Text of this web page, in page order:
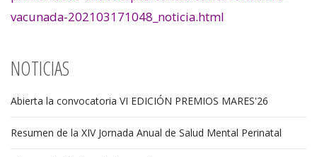
vacunada-202103171048_noticia.html
NOTICIAS
Abierta la convocatoria VI EDICIÓN PREMIOS MARES'26
Resumen de la XIV Jornada Anual de Salud Mental Perinatal